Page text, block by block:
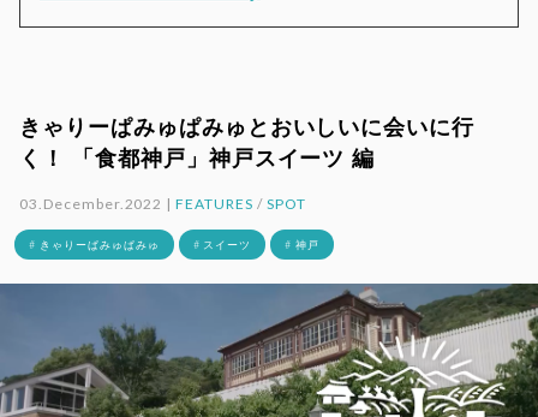
きゃりーぱみゅぱみゅとおいしいに会いに行
く！ 「食都神戸」神戸スイーツ 編
03.December.2022 |FEATURES / SPOT
# きゃりーぱみゅぱみゅ # スイーツ # 神戸